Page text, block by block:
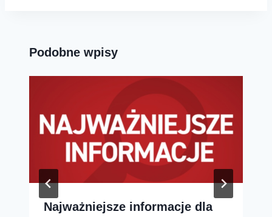
Podobne wpisy
Najważniejsze informacje dla